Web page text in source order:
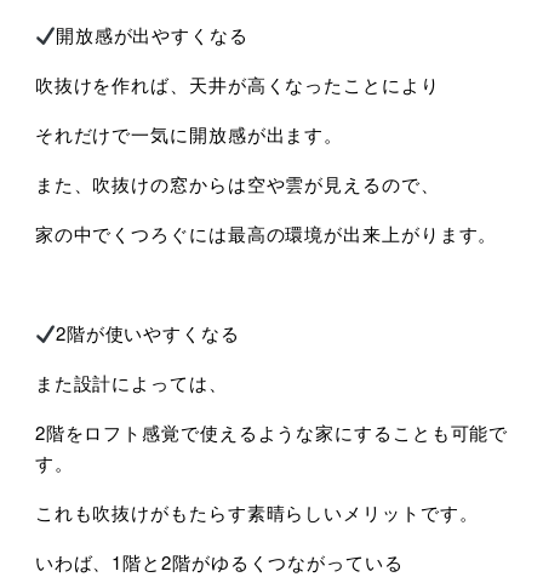
開放感が出やすくなる
吹抜けを作れば、天井が高くなったことにより
それだけで一気に開放感が出ます。
また、吹抜けの窓からは空や雲が見えるので、
家の中でくつろぐには最高の環境が出来上がります。
2階が使いやすくなる
また設計によっては、
2階をロフト感覚で使えるような家にすることも可能で
す。
これも吹抜けがもたらす素晴らしいメリットです。
いわば、1階と2階がゆるくつながっている